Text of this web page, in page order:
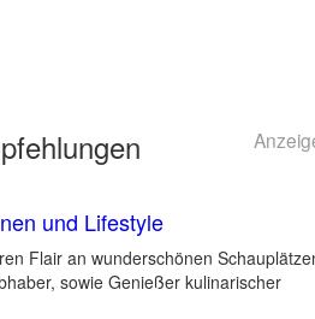
und Lifestyle
Flair an wunderschönen
sowie Genießer kulinarischer